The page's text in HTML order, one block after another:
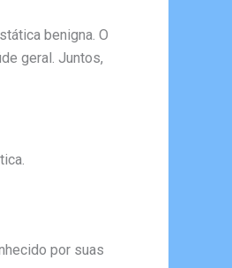
benigna. O
geral. Juntos,
por suas